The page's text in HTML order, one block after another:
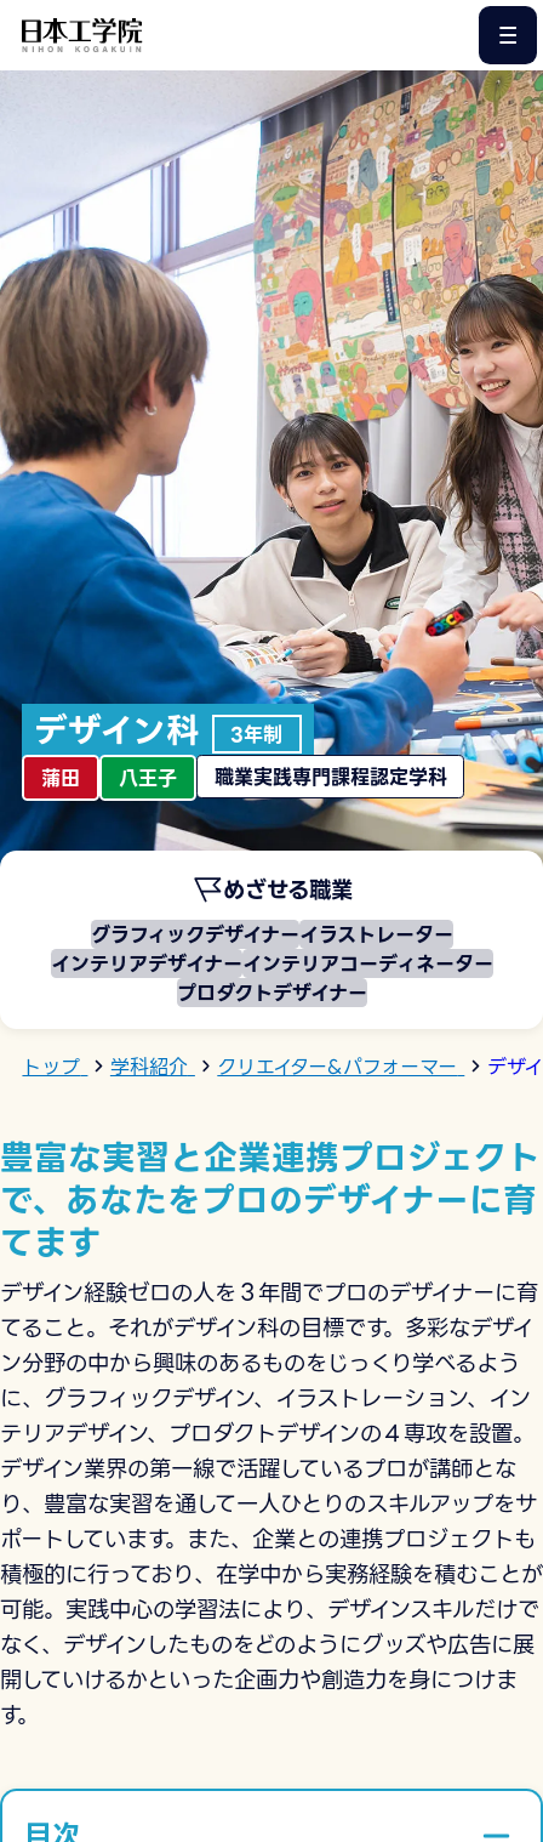
デザイン科
3年制
蒲田
八王子 職業実践専門課程認定学科
めざせる職業
グラフィックデザイナーイラストレーター
インテリアデザイナーインテリアコーディネーター
プロダクトデザイナー
トップ 学科紹介 クリエイター&パフォーマー デザ
豊富な実習と企業連携プロジェクト
で、あなたをプロのデザイナーに育
てます
デザイン経験ゼロの人を３年間でプロのデザイナーに育
てること。それがデザイン科の目標です。多彩なデザイ
ン分野の中から興味のあるものをじっくり学べるよう
に、グラフィックデザイン、イラストレーション、イン
テリアデザイン、プロダクトデザインの４専攻を設置。
デザイン業界の第一線で活躍しているプロが講師とな
り、豊富な実習を通して一人ひとりのスキルアップをサ
ポートしています。また、企業との連携プロジェクトも
積極的に行っており、在学中から実務経験を積むことが
可能。実践中心の学習法により、デザインスキルだけで
なく、デザインしたものをどのようにグッズや広告に展
開していけるかといった企画力や創造力を身につけま
す。